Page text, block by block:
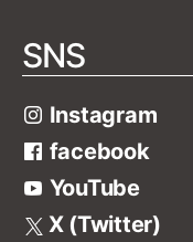
SNS
Instagram
facebook
YouTube
X (Twitter)